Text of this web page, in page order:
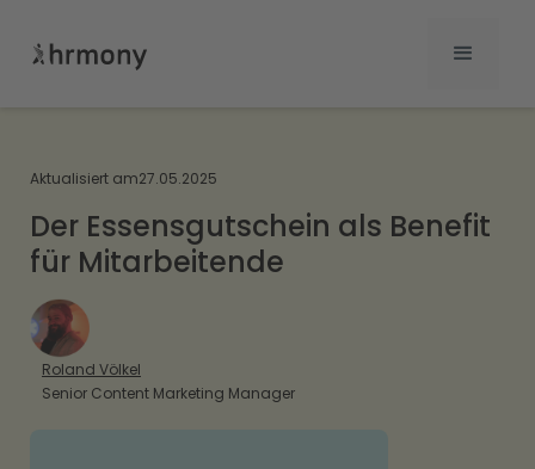
Aktualisiert am27.05.2025
Der Essensgutschein als Benefit
für Mitarbeitende
Roland Völkel
Senior Content Marketing Manager